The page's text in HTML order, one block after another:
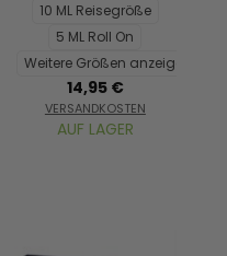
10 ML Reisegröße
5 ML Roll On
Weitere Größen anzeigen...
14,95 €
VERSANDKOSTEN
AUF LAGER